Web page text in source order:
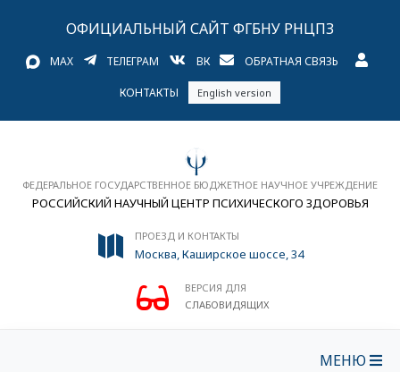
ОФИЦИАЛЬНЫЙ САЙТ ФГБНУ РНЦПЗ
MAX ТЕЛЕГРАМ ВК ОБРАТНАЯ СВЯЗЬ
КОНТАКТЫ English version
ФЕДЕРАЛЬНОЕ ГОСУДАРСТВЕННОЕ БЮДЖЕТНОЕ НАУЧНОЕ УЧРЕЖДЕНИЕ
РОССИЙСКИЙ НАУЧНЫЙ ЦЕНТР ПСИХИЧЕСКОГО ЗДОРОВЬЯ
ПРОЕЗД И КОНТАКТЫ
Москва, Каширское шоссе, 34
ВЕРСИЯ ДЛЯ
СЛАБОВИДЯЩИХ
МЕНЮ